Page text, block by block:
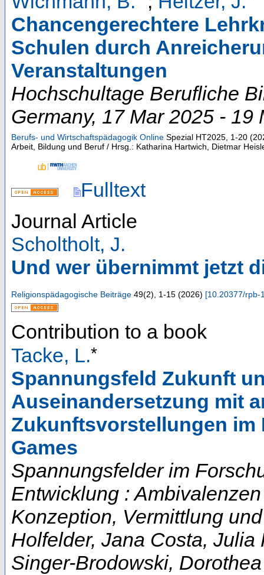
Chancengerechtere
Schulen durch
Veranstaltungen
Hochschultage Berufliche
Germany, 17 Mar 2025 - 19
Berufs- und Wirtschaftspädagogik Online Spezial HT2025 1-20 (
Arbeit, Bildung und Beruf / Hrsg.: Katharina Hartwich, Dietmar
Fulltext
Journal Article
Scholtholt, J.
Und wer übernimmt jetzt
Religionspädagogische Beiträge 49(2), 1-15 (2026) [10.20377/rpb-
Contribution to a book
Tacke, L.*
Spannungsfeld Zukunft
Auseinandersetzung mit
Zukunftsvorstellungen im
Games
Spannungsfelder im
Entwicklung :
Konzeption, Vermittlung
Holfelder, Jana Costa,
Singer-Brodowski,